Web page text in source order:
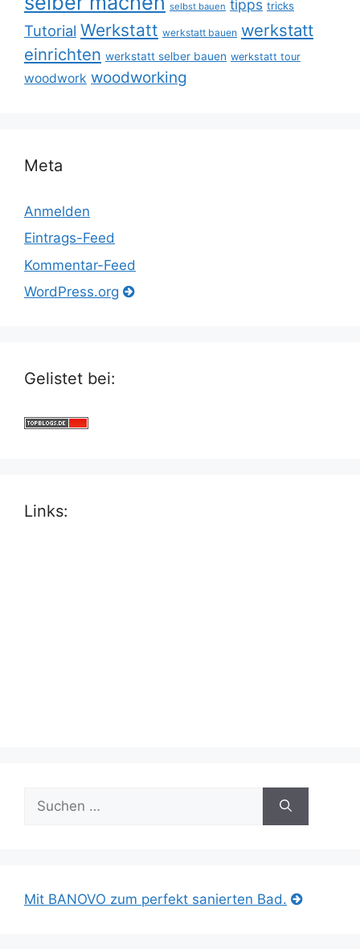
selbst bauen tipps tricks
Tutorial Werkstatt werkstatt bauen werkstatt
einrichten werkstatt selber bauen werkstatt tour
woodwork woodworking
Meta
Anmelden
Eintrags-Feed
Kommentar-Feed
WordPress.org
Gelistet bei:
Links:
nach:
Mit BANOVO zum perfekt sanierten Bad.